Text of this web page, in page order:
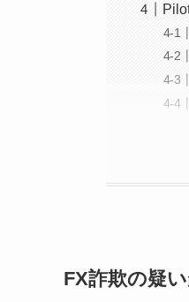
FX詐欺の疑